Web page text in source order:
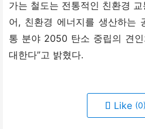
가는 철도는 전통적인 친환경
어, 친환경 에너지를 생산하는
통 분야 2050 탄소 중립의 견
대한다”고 밝혔다.
Like (0)